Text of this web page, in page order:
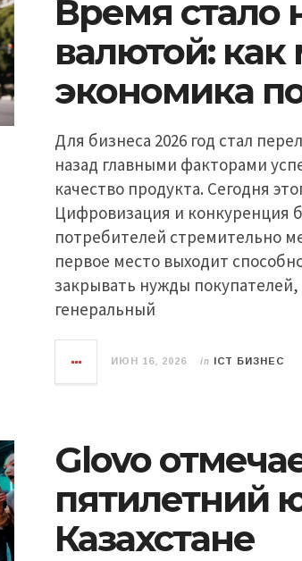
Время стало
валютой: как
экономика
Для бизнеса 2026 год стал
назад главными факторами
качество продукта. Сегодня
Цифровизация и конкуренция
потребителей стремительно
первое место выходит
закрывать нужды покупателей,
генеральный
ИЮН 16, 2026 in ICT БИЗНЕС
Glovo
пятилетний
Казахстане